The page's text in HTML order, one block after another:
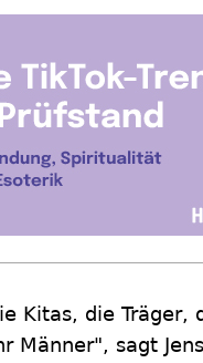
Kitas, die Träger,
Männer", sagt